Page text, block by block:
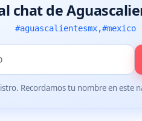
chat de
#aguascalientesmx,#mexico
Recordamos tu nombre en este